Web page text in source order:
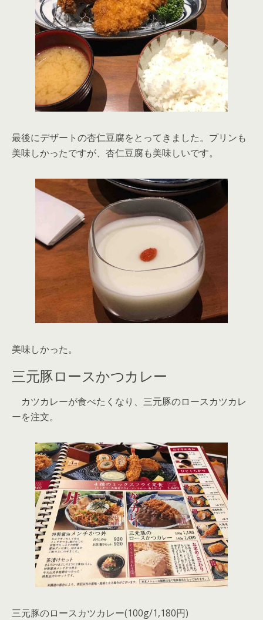
最後にデザートの杏仁豆腐をとってきました。プリンも
美味しかったですが、杏仁豆腐も美味しいです。
美味しかった。
三元豚ロースかつカレー
カツカレーが食べたくなり、三元豚のロースカツカレ
ーを注文。
三元豚のロースカツカレー(100g/1,180円)